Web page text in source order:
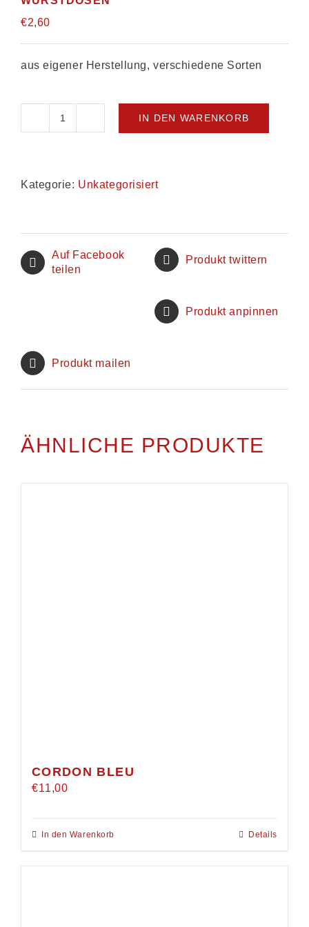
€2,60
aus eigener Herstellung, verschiedene Sorten
Wurstdosen
IN DEN WARENKORB
Kategorie: Unkategorisiert
Auf Facebook
teilen
Produkt twittern
Produkt anpinnen
Produkt mailen
ÄHNLICHE PRODUKTE
CORDON BLEU
€11,00
In den Warenkorb Details